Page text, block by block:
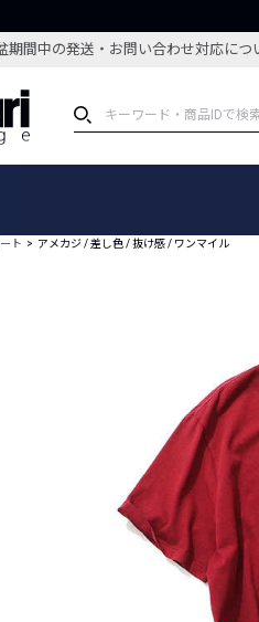
間中の発送・お問い合わせ対応につ
特集記事
編集部のおす
ト アメカジ / 差し色 / 抜け感 / ワンマイル